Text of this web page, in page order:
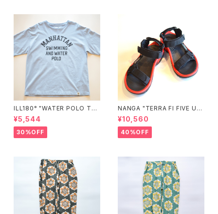
ILL180° "WATER POLO TE
E"
¥5,544
30%OFF
NANGA "TERRA FI FIVE UNI
VERSAL"
¥10,560
40%OFF